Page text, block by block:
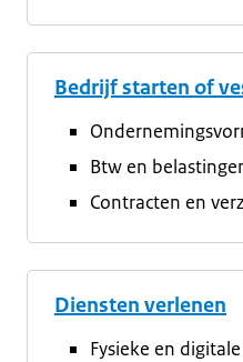
Bedrijf starten of
Btw en
Contracten en
Diensten verlenen
Fysieke en